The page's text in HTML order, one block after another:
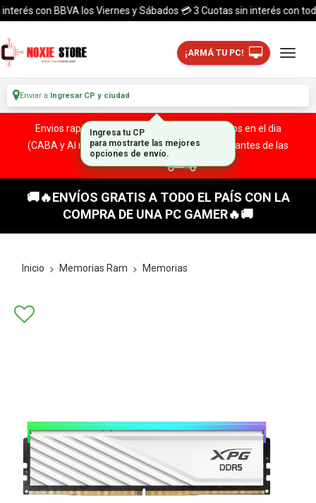
con BBVA los Viernes y Sábados 💳 3 Cuotas sin interés con
¡ARMÁ TU PC!
Enviar a Ingresar CP y ciudad
Envios rapidos y seguros a todo el pais. ¡ Envios en el dia
(CABA y Al rededores) Acreditando tu compra antes de las
🚚🔥ENVÍOS GRATIS A TODO EL PAÍS CON LA
COMPRA DE UNA PC GAMER🔥🚚
Inicio Memorias Ram Memorias
Ingresa tu CP
para mostrarte las mejores
opciones de envío.